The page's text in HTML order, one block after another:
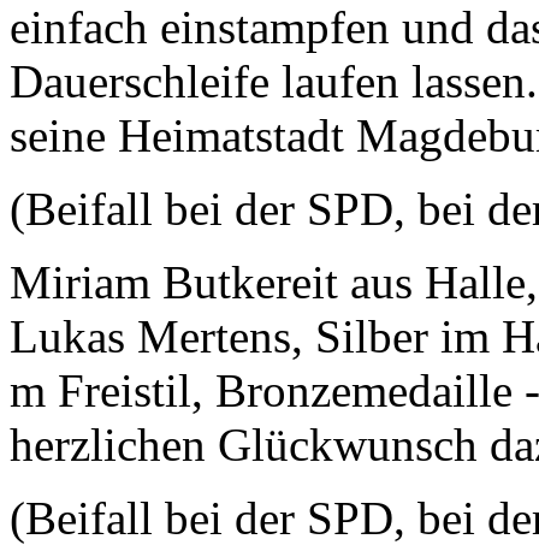
einfach einstampfen und
Dauerschleife laufen
seine Heimatstadt
(Beifall bei der SPD, bei
Miriam Butkereit aus
Lukas Mertens, Silber im
m Freistil, Bronzemedaille
herzlichen Glückwunsch
(Beifall bei der SPD, bei